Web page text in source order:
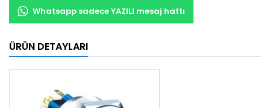
Whatsapp sadece YAZILI mesaj hattı
ÜRÜN DETAYLARI